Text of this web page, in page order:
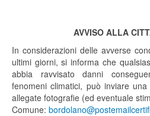
AVVISO ALLA
In considerazioni delle avverse
ultimi giorni, si informa che
abbia ravvisato danni
fenomeni climatici, può inviare
allegate fotografie (ed eventuale
Comune: